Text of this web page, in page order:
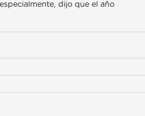
dijo que el año